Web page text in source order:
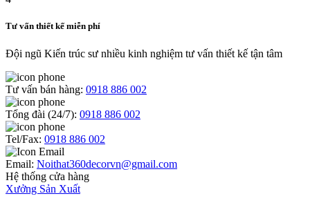
Tư vấn thiết kế miễn phí
Đội ngũ Kiến trúc sư nhiều kinh nghiệm tư vấn thiết kế tận tâm
Tư vấn bán hàng: 0918 886 002
Tổng đài (24/7): 0918 886 002
Tel/Fax: 0918 886 002
Email: Noithat360decorvn@gmail.com
Hệ thống cửa hàng
Xưởng Sản Xuất